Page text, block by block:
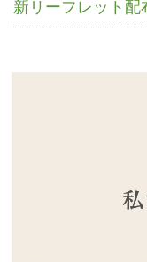
新リーフレット配